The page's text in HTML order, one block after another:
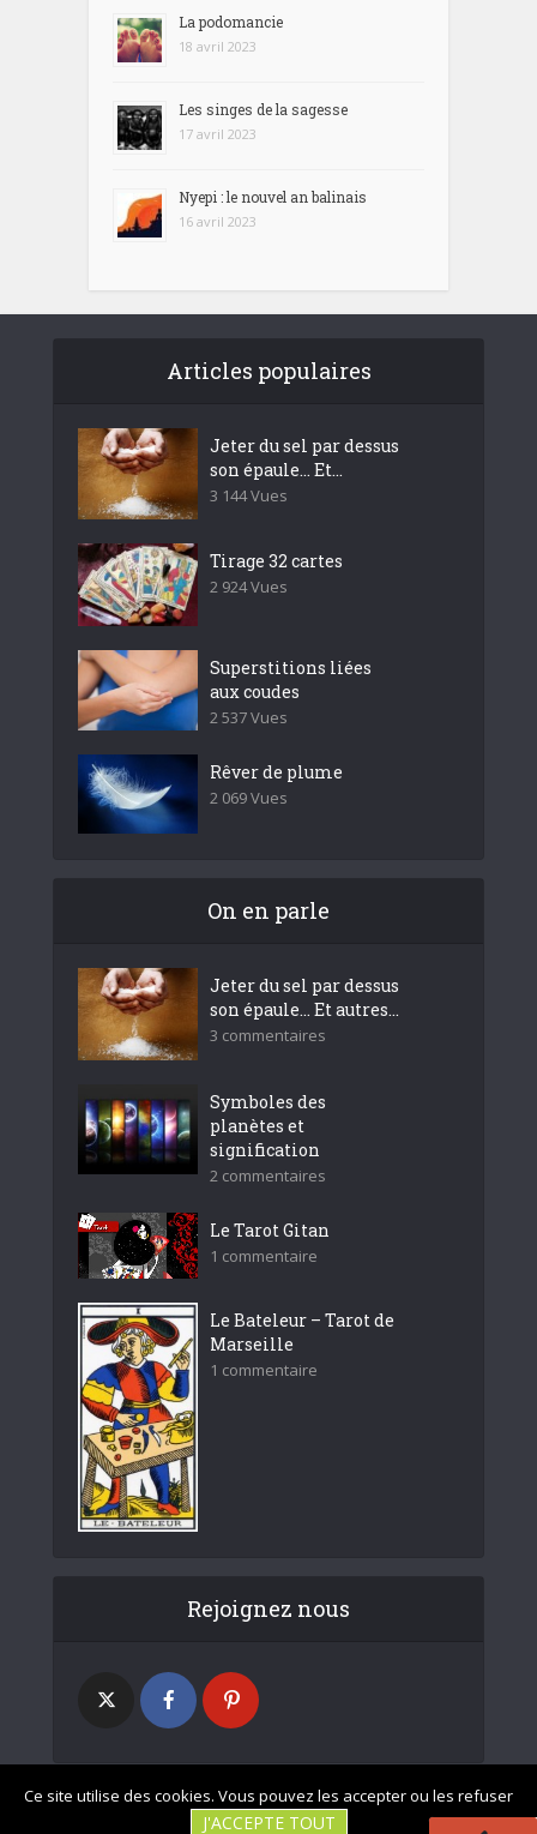
La podomancie
18 avril 2023
Les singes de la sagesse
17 avril 2023
Nyepi : le nouvel an balinais
16 avril 2023
Articles populaires
Jeter du sel par dessus
son épaule… Et...
3 144 Vues
Tirage 32 cartes
2 924 Vues
Superstitions liées
aux coudes
2 537 Vues
Rêver de plume
2 069 Vues
On en parle
Jeter du sel par dessus
son épaule… Et autres...
3 commentaires
Symboles des
planètes et
signification
2 commentaires
Le Tarot Gitan
1 commentaire
Le Bateleur – Tarot de
Marseille
1 commentaire
Rejoignez nous
Ce site utilise des cookies. Vous pouvez les accepter ou les refuser
J'ACCEPTE TOUT